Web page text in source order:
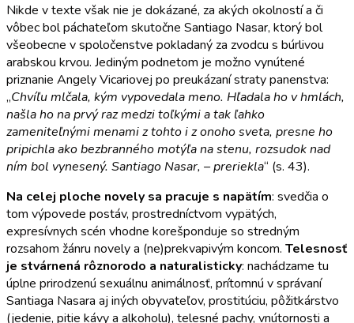
Nikde v texte však nie je dokázané, za akých okolností a či
vôbec bol páchateľom skutočne Santiago Nasar, ktorý bol
všeobecne v spoločenstve pokladaný za zvodcu s búrlivou
arabskou krvou. Jediným podnetom je možno vynútené
priznanie Angely Vicariovej po preukázaní straty panenstva:
„Chvíľu mlčala, kým vypovedala meno. Hľadala ho v hmlách,
našla ho na prvý raz medzi toľkými a tak ľahko
zameniteľnými menami z tohto i z onoho sveta, presne ho
pripichla ako bezbranného motýľa na stenu, rozsudok nad
ním bol vynesený. Santiago Nasar, – preriekla“ (s. 43).
Na celej ploche novely sa pracuje s napätím: svedčia o
tom výpovede postáv, prostredníctvom vypätých,
expresívnych scén vhodne korešponduje so stredným
rozsahom žánru novely a (ne)prekvapivým koncom. Telesnosť
je stvárnená rôznorodo a naturalisticky: nachádzame tu
úplne prirodzenú sexuálnu animálnosť, prítomnú v správaní
Santiaga Nasara aj iných obyvateľov, prostitúciu, pôžitkárstvo
(jedenie, pitie kávy a alkoholu), telesné pachy, vnútornosti a